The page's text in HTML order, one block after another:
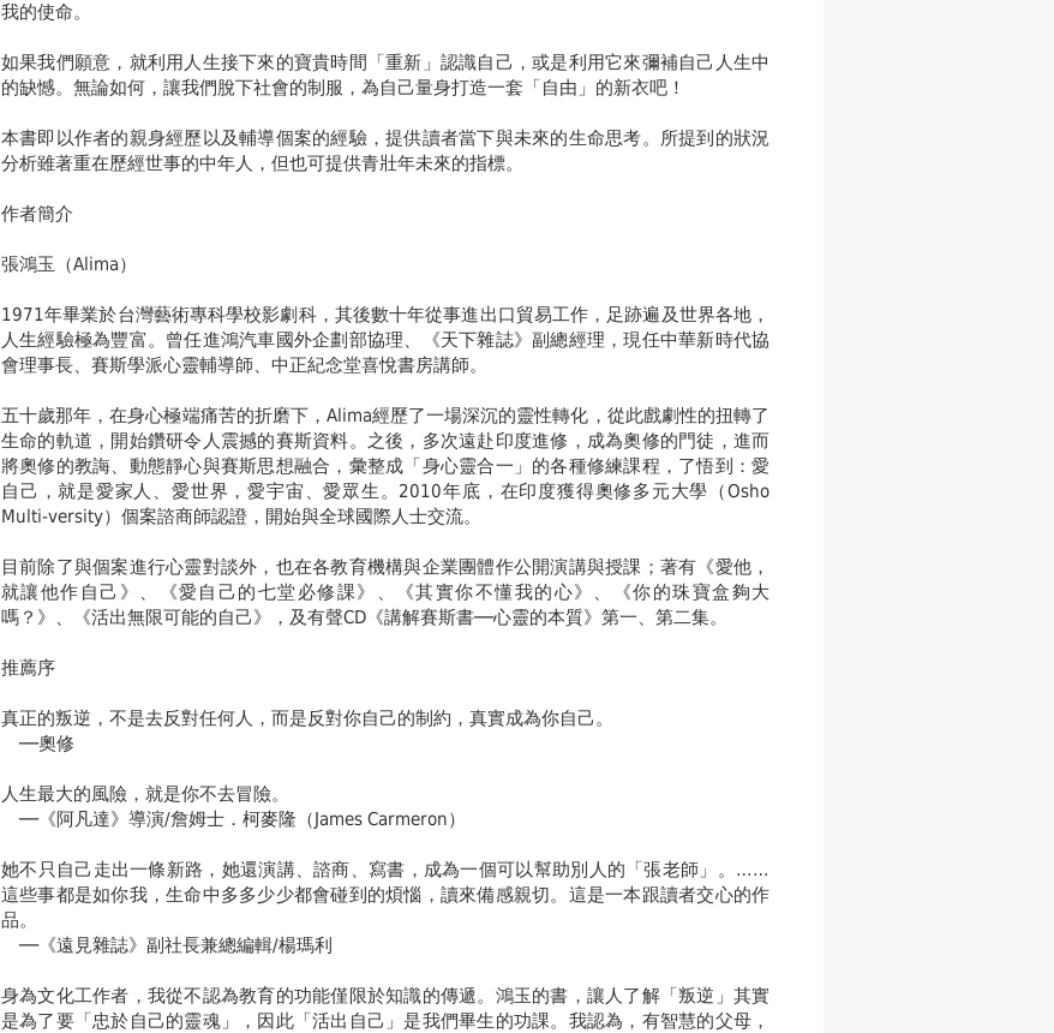
我的使命。
如果我們願意，就利用人生接下來的寶貴時間「重新」認識自己，或是利用它來彌補自己人生中
的缺憾。無論如何，讓我們脫下社會的制服，為自己量身打造一套「自由」的新衣吧！
本書即以作者的親身經歷以及輔導個案的經驗，提供讀者當下與未來的生命思考。所提到的狀況
分析雖著重在歷經世事的中年人，但也可提供青壯年未來的指標。
作者簡介
張鴻玉（Alima）
1971年畢業於台灣藝術專科學校影劇科，其後數十年從事進出口貿易工作，足跡遍及世界各地，
人生經驗極為豐富。曾任進鴻汽車國外企劃部協理、《天下雜誌》副總經理，現任中華新時代協
會理事長、賽斯學派心靈輔導師、中正紀念堂喜悅書房講師。
五十歲那年，在身心極端痛苦的折磨下，Alima經歷了一場深沉的靈性轉化，從此戲劇性的扭轉了
生命的軌道，開始鑽研令人震撼的賽斯資料。之後，多次遠赴印度進修，成為奧修的門徒，進而
將奧修的教誨、動態靜心與賽斯思想融合，彙整成「身心靈合一」的各種修練課程，了悟到：愛
自己，就是愛家人、愛世界，愛宇宙、愛眾生。2010年底，在印度獲得奧修多元大學（Osho
Multi-versity）個案諮商師認證，開始與全球國際人士交流。
目前除了與個案進行心靈對談外，也在各教育機構與企業團體作公開演講與授課；著有《愛他，
就讓他作自己》、《愛自己的七堂必修課》、《其實你不懂我的心》、《你的珠寶盒夠大
嗎？》、《活出無限可能的自己》，及有聲CD《講解賽斯書──心靈的本質》第一、第二集。
推薦序
真正的叛逆，不是去反對任何人，而是反對你自己的制約，真實成為你自己。
──奧修
人生最大的風險，就是你不去冒險。
──《阿凡達》導演/詹姆士．柯麥隆（James Carmeron）
她不只自己走出一條新路，她還演講、諮商、寫書，成為一個可以幫助別人的「張老師」。……
這些事都是如你我，生命中多多少少都會碰到的煩惱，讀來備感親切。這是一本跟讀者交心的作
品。
──《遠見雜誌》副社長兼總編輯/楊瑪利
身為文化工作者，我從不認為教育的功能僅限於知識的傳遞。鴻玉的書，讓人了解「叛逆」其實
是為了要「忠於自己的靈魂」，因此「活出自己」是我們畢生的功課。我認為，有智慧的父母，